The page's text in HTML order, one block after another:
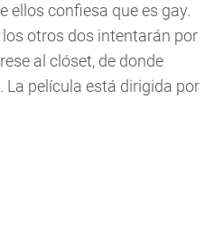
ellos confiesa que es gay.
otros dos intentarán por
al clóset, de donde
La película está dirigida por